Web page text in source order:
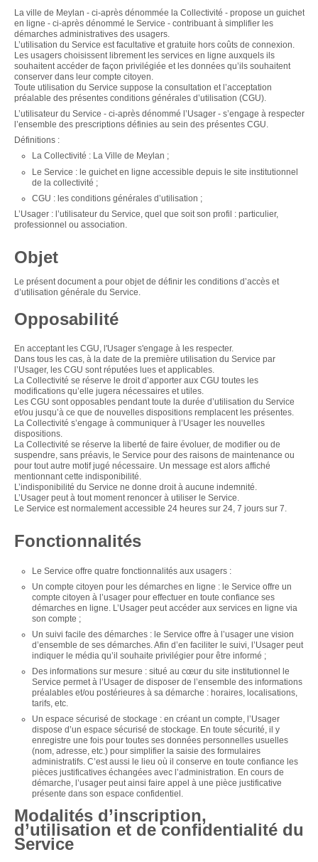
La ville de Meylan - ci-après dénommée la Collectivité - propose un guichet
en ligne - ci-après dénommé le Service - contribuant à simplifier les
démarches administratives des usagers.
L’utilisation du Service est facultative et gratuite hors coûts de connexion.
Les usagers choisissent librement les services en ligne auxquels ils
souhaitent accéder de façon privilégiée et les données qu’ils souhaitent
conserver dans leur compte citoyen.
Toute utilisation du Service suppose la consultation et l’acceptation
préalable des présentes conditions générales d’utilisation (CGU).
L’utilisateur du Service - ci-après dénommé l’Usager - s’engage à respecter
l’ensemble des prescriptions définies au sein des présentes CGU.
Définitions :
La Collectivité : La Ville de Meylan ;
Le Service : le guichet en ligne accessible depuis le site institutionnel
de la collectivité ;
CGU : les conditions générales d’utilisation ;
L’Usager : l’utilisateur du Service, quel que soit son profil : particulier,
professionnel ou association.
Objet
Le présent document a pour objet de définir les conditions d’accès et
d’utilisation générale du Service.
Opposabilité
En acceptant les CGU, l'Usager s'engage à les respecter.
Dans tous les cas, à la date de la première utilisation du Service par
l’Usager, les CGU sont réputées lues et applicables.
La Collectivité se réserve le droit d’apporter aux CGU toutes les
modifications qu’elle jugera nécessaires et utiles.
Les CGU sont opposables pendant toute la durée d’utilisation du Service
et/ou jusqu’à ce que de nouvelles dispositions remplacent les présentes.
La Collectivité s’engage à communiquer à l’Usager les nouvelles
dispositions.
La Collectivité se réserve la liberté de faire évoluer, de modifier ou de
suspendre, sans préavis, le Service pour des raisons de maintenance ou
pour tout autre motif jugé nécessaire. Un message est alors affiché
mentionnant cette indisponibilité.
L’indisponibilité du Service ne donne droit à aucune indemnité.
L’Usager peut à tout moment renoncer à utiliser le Service.
Le Service est normalement accessible 24 heures sur 24, 7 jours sur 7.
Fonctionnalités
Le Service offre quatre fonctionnalités aux usagers :
Un compte citoyen pour les démarches en ligne : le Service offre un
compte citoyen à l’usager pour effectuer en toute confiance ses
démarches en ligne. L’Usager peut accéder aux services en ligne via
son compte ;
Un suivi facile des démarches : le Service offre à l’usager une vision
d’ensemble de ses démarches. Afin d’en faciliter le suivi, l’Usager peut
indiquer le média qu’il souhaite privilégier pour être informé ;
Des informations sur mesure : situé au cœur du site institutionnel le
Service permet à l’Usager de disposer de l’ensemble des informations
préalables et/ou postérieures à sa démarche : horaires, localisations,
tarifs, etc.
Un espace sécurisé de stockage : en créant un compte, l’Usager
dispose d’un espace sécurisé de stockage. En toute sécurité, il y
enregistre une fois pour toutes ses données personnelles usuelles
(nom, adresse, etc.) pour simplifier la saisie des formulaires
administratifs. C’est aussi le lieu où il conserve en toute confiance les
pièces justificatives échangées avec l’administration. En cours de
démarche, l’usager peut ainsi faire appel à une pièce justificative
présente dans son espace confidentiel.
Modalités d’inscription,
d’utilisation et de confidentialité du
Service